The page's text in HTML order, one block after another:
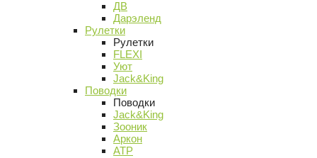
ДВ
Дарэленд
Рулетки
Рулетки
FLEXI
Уют
Jack&King
Поводки
Поводки
Jack&King
Зооник
Аркон
АТР